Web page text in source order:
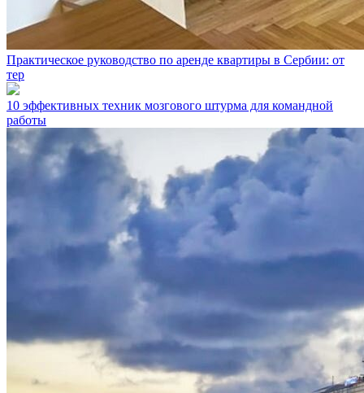
Практическое руководство по аренде квартиры в Сербии: от
тер
10 эффективных техник мозгового штурма для командной
работы